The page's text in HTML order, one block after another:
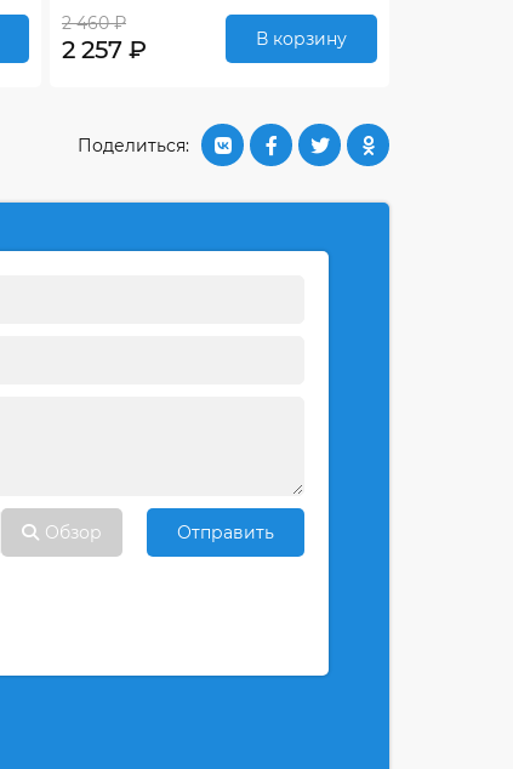
2 460 ₽
2 257 ₽ В корзину
Поделиться:
Обзор Отправить